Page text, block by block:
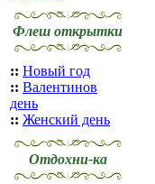
Флеш открытки
:: Новый год
:: Валентинов
день
:: Женский день
Отдохни-ка